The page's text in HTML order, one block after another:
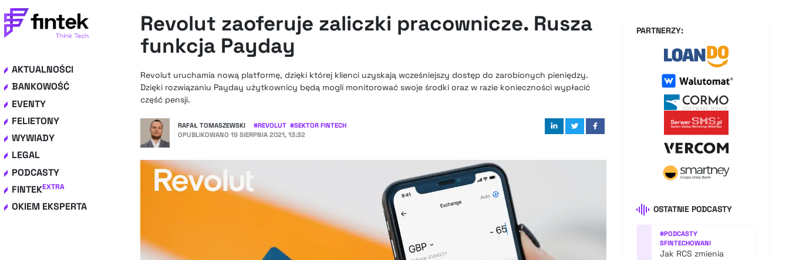
AKTUALNOŚCI
BANKOWOŚĆ
EVENTY
FELIETONY
WYWIADY
LEGAL
PODCASTY
FINTEKEXTRA
OKIEM EKSPERTA
Revolut zaoferuje zaliczki pracownicze. Rusza
funkcja Payday
Revolut uruchamia nową platformę, dzięki której klienci uzyskają wcześniejszy dostęp do zarobionych pieniędzy.
Dzięki rozwiązaniu Payday użytkownicy będą mogli monitorować swoje środki oraz w razie konieczności wypłacić
część pensji.
RAFAŁ TOMASZEWSKI #REVOLUT #SEKTOR FINTECH
OPUBLIKOWANO 19 SIERPNIA 2021, 13:32
PARTNERZY:
OSTATNIE PODCASTY
#PODCASTY
SFINTECHOWANI
Jak RCS zmienia